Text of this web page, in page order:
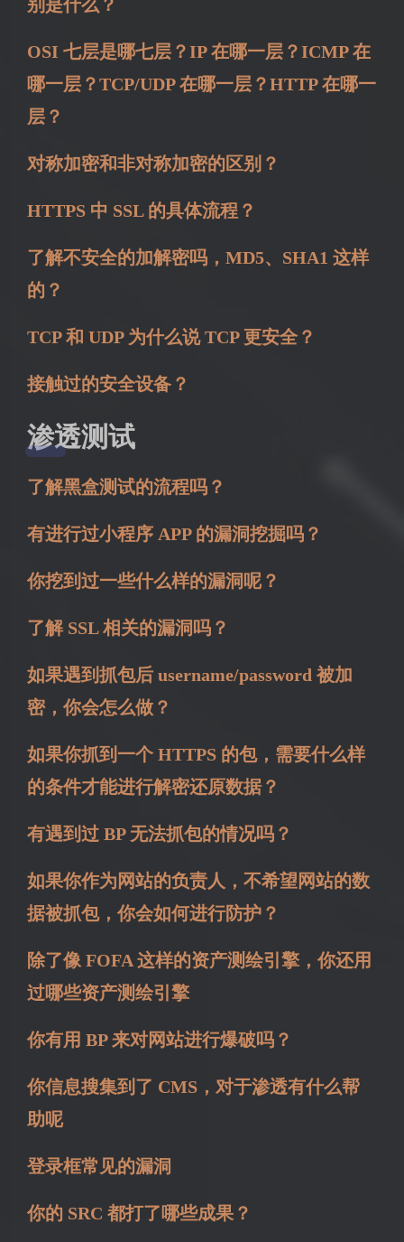
别是什么？
OSI 七层是哪七层？IP 在哪一层？ICMP 在
哪一层？TCP/UDP 在哪一层？HTTP 在哪一
层？
对称加密和非对称加密的区别？
HTTPS 中 SSL 的具体流程？
了解不安全的加解密吗，MD5、SHA1 这样
的？
TCP 和 UDP 为什么说 TCP 更安全？
接触过的安全设备？
渗透测试
了解黑盒测试的流程吗？
有进行过小程序 APP 的漏洞挖掘吗？
你挖到过一些什么样的漏洞呢？
了解 SSL 相关的漏洞吗？
如果遇到抓包后 username/password 被加
密，你会怎么做？
如果你抓到一个 HTTPS 的包，需要什么样
的条件才能进行解密还原数据？
有遇到过 BP 无法抓包的情况吗？
如果你作为网站的负责人，不希望网站的数
据被抓包，你会如何进行防护？
除了像 FOFA 这样的资产测绘引擎，你还用
过哪些资产测绘引擎
你有用 BP 来对网站进行爆破吗？
你信息搜集到了 CMS，对于渗透有什么帮
助呢
登录框常见的漏洞
你的 SRC 都打了哪些成果？